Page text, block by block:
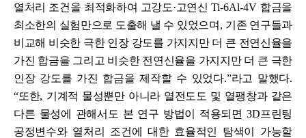
열처리 조건을 최적화하여 고강도·고연신Ti-6Al-4V 합금을
최소한의 실험만으로 도출해 낼 수 있었으며 , 기존 연구들과
비교해 비슷한 극한 인장 강도를 가지지만 더 큰 전연신율을
가진 합금을 그리고 비슷한 전연신율을 가지지만 더 큰 극한
인장 강도를 가진 합금을 제작할 수 있었다.”라고 말했다.
“또한, 기계적 물성뿐만 아니라 열전도도 및 열팽창과 같은
다른 물성에 관해서도 본 연구 방법이 적용되면 3D프린팅
공정변수와 열처리 조건에 대한 효율적인 탐색이 가능할